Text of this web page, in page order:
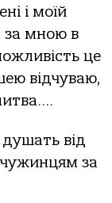
і моїй
за мною в
це
відчуваю,
від
за